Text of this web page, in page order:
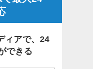
ィアで、24
できる